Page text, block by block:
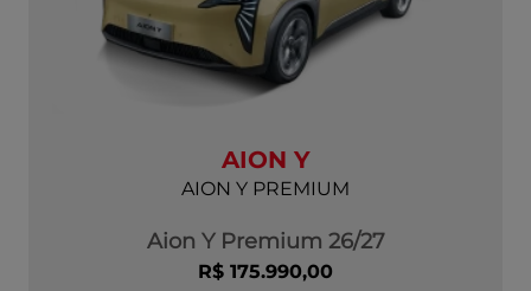
AION Y
AION Y PREMIUM
Aion Y Premium 26/27
R$ 175.990,00